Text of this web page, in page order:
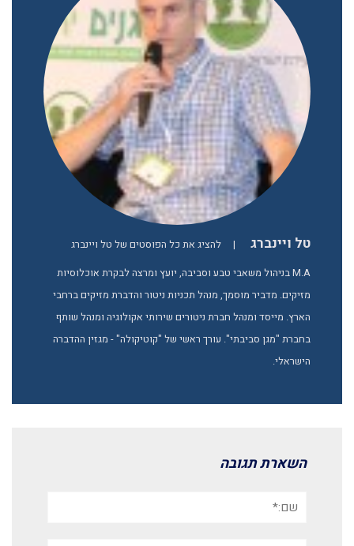
טל ויינברג |
להציג את כל הפוסטים של טל ויינברג
M.A בניהול משאבי טבע וסביבה, יועץ ומרצה לבקרת אוכלוסיות
מזיקים. מדביר מוסמך, מנהל תכניות ניטור והדברת מזיקים ברחבי
הארץ. מייסד ומנהל חברת ניטורים שירותי אקולוגיה ומנהל שותף
בחברת "מגן סביבתי". עורך ראשי של "קוטיקולה" - מגזין ההדברה
הישראלי.
השארת תגובה